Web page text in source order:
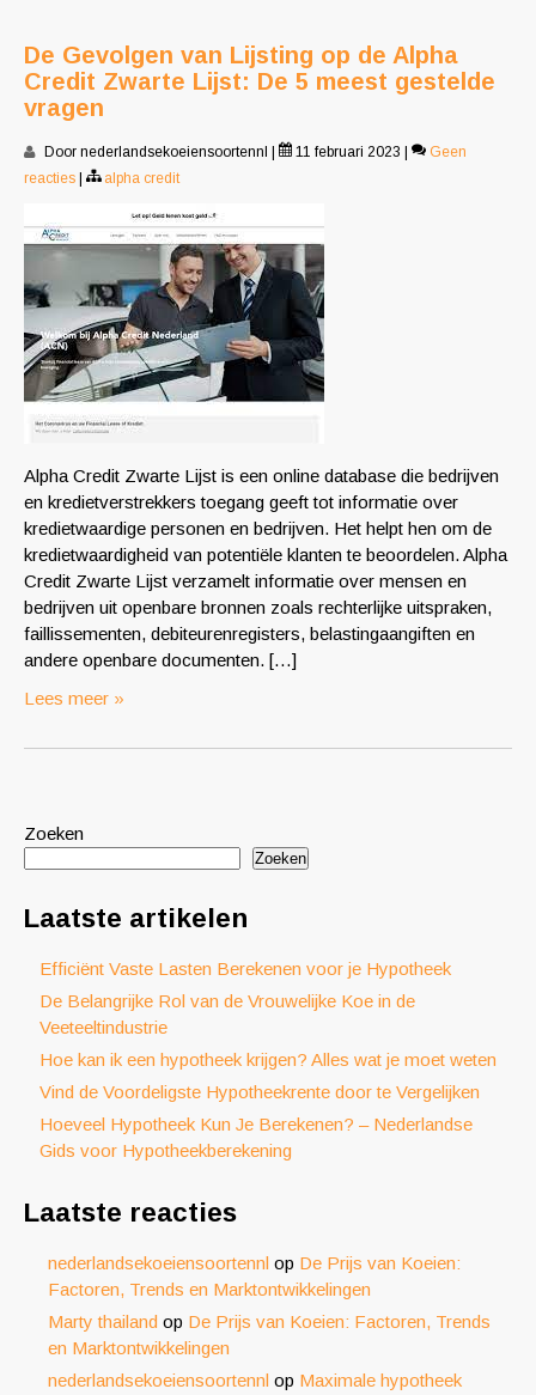
De Gevolgen van Lijsting op de Alpha
Credit Zwarte Lijst: De 5 meest gestelde
vragen
Door nederlandsekoeiensoortennl 11 februari 2023
Geen
reacties
alpha credit
Alpha Credit Zwarte Lijst is een online database die bedrijven
en kredietverstrekkers toegang geeft tot informatie over
kredietwaardige personen en bedrijven. Het helpt hen om de
kredietwaardigheid van potentiële klanten te beoordelen. Alpha
Credit Zwarte Lijst verzamelt informatie over mensen en
bedrijven uit openbare bronnen zoals rechterlijke uitspraken,
faillissementen, debiteurenregisters, belastingaangiften en
andere openbare documenten. […]
Lees meer »
Zoeken
Zoeken
Laatste artikelen
Efficiënt Vaste Lasten Berekenen voor je Hypotheek
De Belangrijke Rol van de Vrouwelijke Koe in de
Veeteeltindustrie
Hoe kan ik een hypotheek krijgen? Alles wat je moet weten
Vind de Voordeligste Hypotheekrente door te Vergelijken
Hoeveel Hypotheek Kun Je Berekenen? – Nederlandse
Gids voor Hypotheekberekening
Laatste reacties
nederlandsekoeiensoortennl op De Prijs van Koeien:
Factoren, Trends en Marktontwikkelingen
Marty thailand op De Prijs van Koeien: Factoren, Trends
en Marktontwikkelingen
nederlandsekoeiensoortennl op Maximale hypotheek